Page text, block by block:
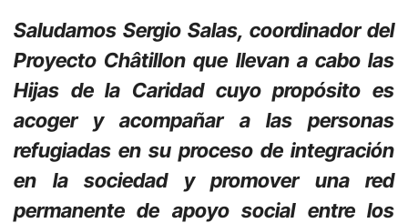
Saludamos Sergio Salas, coordinador del
Proyecto Châtillon que llevan a cabo las
Hijas de la Caridad cuyo propósito es
acoger y acompañar a las personas
refugiadas en su proceso de integración
en la sociedad y promover una red
permanente de apoyo social entre los